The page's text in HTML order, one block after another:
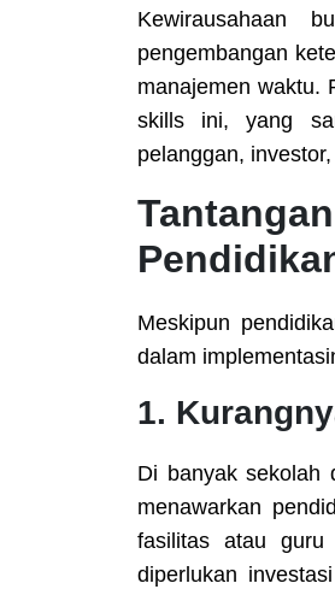
Kewirausahaan
pengembangan
manajemen waktu.
skills ini, yang
pelanggan,
Meskipun
dalam
1.
Di banyak sekolah
menawarkan
fasilitas atau guru
diperlukan